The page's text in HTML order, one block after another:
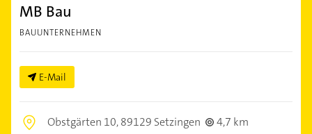
MB Bau
BAUUNTERNEHMEN
E-Mail
Obstgärten 10,89129 Setzingen
4,7 km